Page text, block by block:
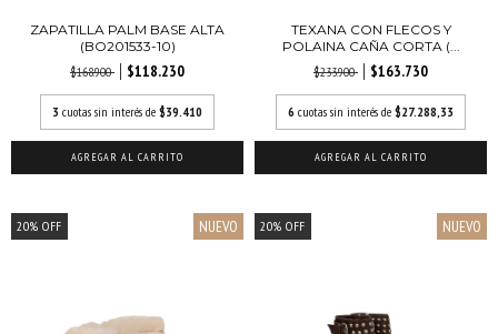
ZAPATILLA PALM BASE ALTA
(BO201533-10)
$168.900
$118.230
3 cuotas sin interés de $39.410
AGREGAR AL CARRITO
TEXANA CON FLECOS Y
POLAINA CAÑA CORTA (...
$233.900
$163.730
6 cuotas sin interés de $27.288,33
AGREGAR AL CARRITO
20% OFF NUEVO 20% OFF NUEVO